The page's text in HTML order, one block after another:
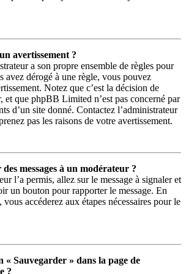
avertissement ?
a son propre ensemble de règles pour
avez dérogé à une règle, vous pouvez
Notez que c’est la décision de
et que phpBB Limited n’est pas concerné par
d’un site donné. Contactez l’administrateur
pas les raisons de votre avertissement.
messages à un modérateur ?
l’a permis, allez sur le message à signaler et
un bouton pour rapporter le message. En
vous accéderez aux étapes nécessaires pour le
« Sauvegarder » dans la page de
?